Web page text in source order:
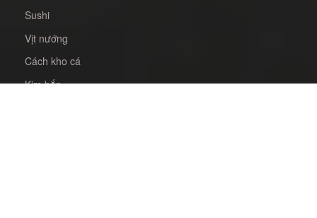
Sushi
Vịt nướng
Cách kho cá
Kim bắp